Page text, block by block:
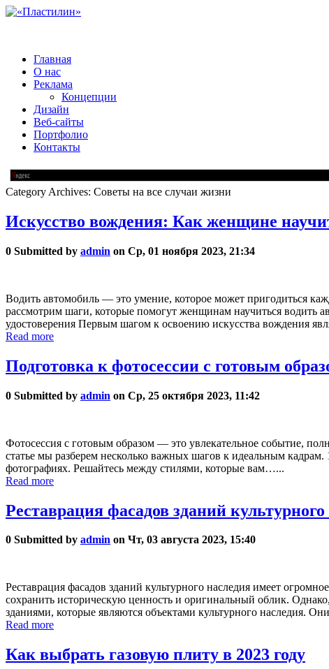
Главная
О нас
Реклама
Концепции
Дизайн
Веб-сайты
Портфолио
Контакты
Category Archives: Советы на все случаи жизни
Искусство вождения: Как женщине
0 Submitted by admin on Ср, 01 ноября 2023, 21:34
Водить автомобиль — это умение, которое может пригодиться
рассмотрим шаги, которые помогут женщинам научиться водить
удостоверения Первым шагом к освоению искусства вождения
Read more
Подготовка к фотосессии с готовым
0 Submitted by admin on Ср, 25 октября 2023, 11:42
Фотосессия с готовым образом — это увлекательное событие,
статье мы разберем несколько важных шагов к идеальным
фотографиях. Решайтесь между стилями, которые вам…...
Read more
Реставрация фасадов зданий
0 Submitted by admin on Чт, 03 августа 2023, 15:40
Реставрация фасадов зданий культурного наследия имеет
сохранить историческую ценность и оригинальный облик.
зданиями, которые являются объектами культурного наследия.
Read more
Как выбрать газовую плиту в 2023 году